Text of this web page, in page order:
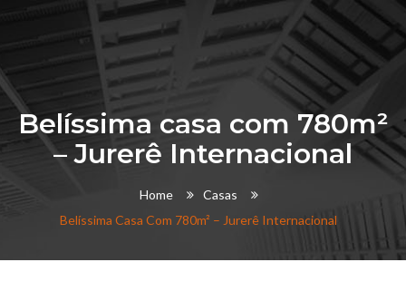
Belíssima casa com 780m²
– Jurerê Internacional
Home
Casas
Belíssima Casa Com 780m² – Jurerê Internacional